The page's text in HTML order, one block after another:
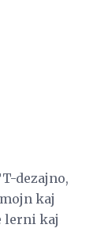
dezajno,
kaj
lerni kaj